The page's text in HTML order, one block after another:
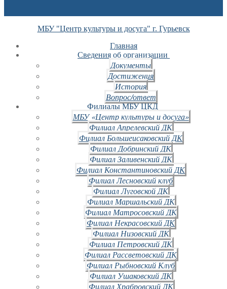
МБУ "Центр культуры и досуга" г. Гурьевск
Главная
Сведения об организации
Документы
Достижения
История
Вопрос/ответ
Филиалы МБУ ЦКД
МБУ «Центр культуры и досуга»
Филиал Апрелевский ДК
Филиал Большеисаковский ДК
Филиал Добринский ДК
Филиал Заливенский ДК
Филиал Константиновский ДК
Филиал Лесновский клуб
Филиал Луговской ДК
Филиал Маршальский ДК
Филиал Матросовский ДК
Филиал Некрасовский ДК
Филиал Низовский ДК
Филиал Петровский ДК
Филиал Рассветовский ДК
Филиал Рыбновский Клуб
Филиал Ушаковский ДК
Филиал Храбровский ДК